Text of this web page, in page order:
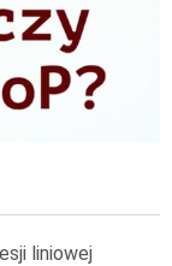
liniowej